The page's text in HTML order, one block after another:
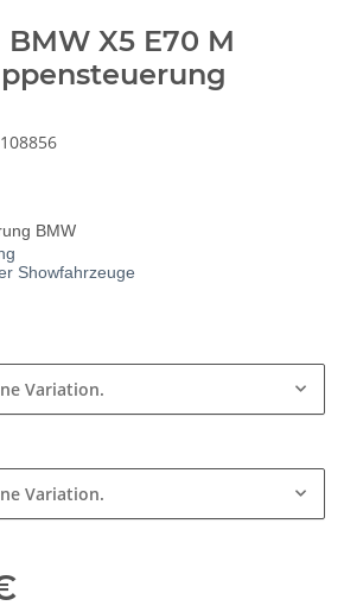
X5 E70 M
BMW
Showfahrzeuge
Variation.
Variation.